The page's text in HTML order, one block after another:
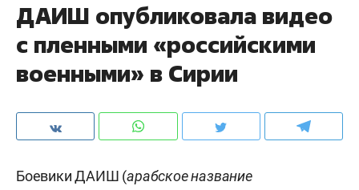
ДАИШ опубликовала видео
с пленными «российскими
военными» в Сирии
Боевики ДАИШ (арабское название